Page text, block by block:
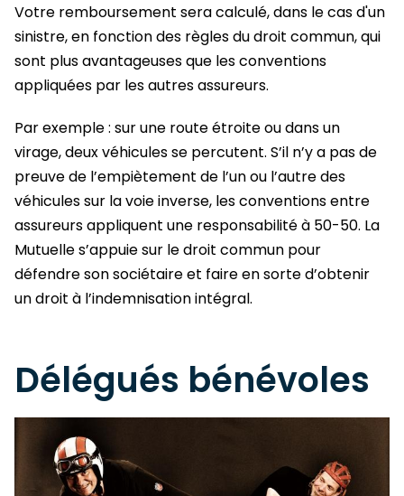
Votre remboursement sera calculé, dans le cas d'un
sinistre, en fonction des règles du droit commun, qui
sont plus avantageuses que les conventions
appliquées par les autres assureurs.
Par exemple : sur une route étroite ou dans un
virage, deux véhicules se percutent. S’il n’y a pas de
preuve de l’empiètement de l’un ou l’autre des
véhicules sur la voie inverse, les conventions entre
assureurs appliquent une responsabilité à 50-50. La
Mutuelle s’appuie sur le droit commun pour
défendre son sociétaire et faire en sorte d’obtenir
un droit à l’indemnisation intégral.
Délégués bénévoles